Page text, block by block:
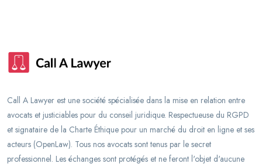
Call A Lawyer est une société spécialisée dans la mise en relation entre
avocats et justiciables pour du conseil juridique. Respectueuse du RGPD
et signataire de la Charte Éthique pour un marché du droit en ligne et ses
acteurs (OpenLaw). Tous nos avocats sont tenus par le secret
professionnel. Les échanges sont protégés et ne feront l'objet d'aucune